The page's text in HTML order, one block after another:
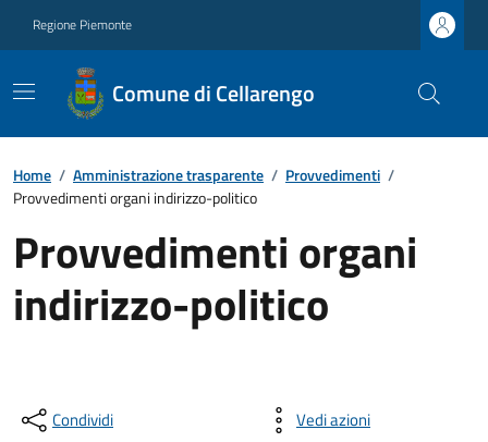
Regione Piemonte
Comune di Cellarengo
Home / Amministrazione trasparente / Provvedimenti /
Provvedimenti organi indirizzo-politico
Provvedimenti organi
indirizzo-politico
Condividi Vedi azioni